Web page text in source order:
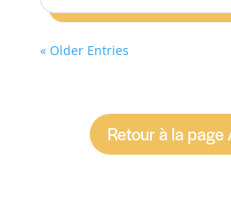
« Older Entries
Retour à la